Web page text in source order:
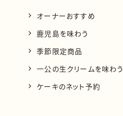
オーナーおすすめ
鹿児島を味わう
季節限定商品
一公の生クリームを味わう
ケーキのネット予約